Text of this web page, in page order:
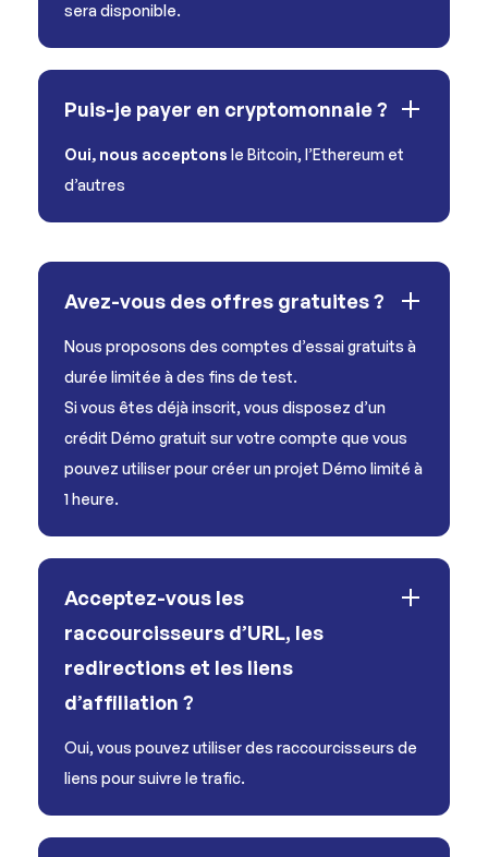
sera disponible.
Puis-je payer en cryptomonnaie ?
Oui, nous acceptons le Bitcoin, l’Ethereum et
d’autres
Avez-vous des offres gratuites ?
Nous proposons des comptes d’essai gratuits à
durée limitée à des fins de test.
Si vous êtes déjà inscrit, vous disposez d’un
crédit Démo gratuit sur votre compte que vous
pouvez utiliser pour créer un projet Démo limité à
1 heure.
Acceptez-vous les
raccourcisseurs d’URL, les
redirections et les liens
d’affiliation ?
Oui, vous pouvez utiliser des raccourcisseurs de
liens pour suivre le trafic.